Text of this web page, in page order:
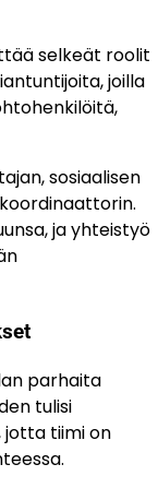
selkeät roolit
joilla
sosiaalisen
ja yhteistyö
parhaita
tulisi
jotta tiimi on